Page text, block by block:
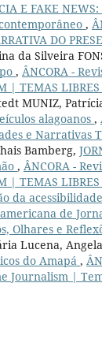
E FAKE
,
DO
da Silveira
, ÂNCORA -
| TEMAS
MUNIZ,
alagoanos ,
e Narrativas
Bamberg,
, ÂNCORA -
| TEMAS
da
de
Olhares e
Lucena,
do Amapá ,
Journalism |